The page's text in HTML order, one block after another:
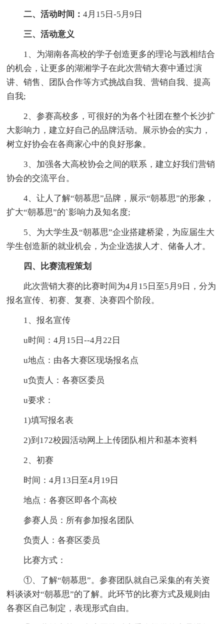
二、活动时间：4月15日-5月9日
三、活动意义
1、为湖南各高校的学子创造更多的理论与践相结合
的机会，让更多的湖湘学子在此次营销大赛中通过演
讲、销售、团队合作等方式挑战自我、营销自我、提高
自我;
2、参赛高校多，可很好的为各个社团在整个长沙扩
大影响力，建立好自己的品牌活动。展示协会的实力，
树立好协会在各商家心中的良好形象。
3、加强各大高校协会之间的联系，建立好我们营销
协会的交流平台。
4、让人了解“朝慕思”品牌，展示“朝慕思”的形象，
扩大“朝慕思”的`影响力及知名度;
5、为大学生及“朝慕思”企业搭建桥梁，为应届生大
学生创造新的就业机会，为企业选拔人才、储备人才。
四、比赛流程策划
此次营销大赛的比赛时间为4月15日至5月9日，分为
报名宣传、初赛、复赛、决赛四个阶段。
1、报名宣传
u时间：4月15日--4月22日
u地点：由各大赛区现场报名点
u负责人：各赛区委员
u要求：
1)填写报名表
2)到172校园活动网上上传团队相片和基本资料
2、初赛
时间：4月13日至4月19日
地点：各赛区即各个高校
参赛人员：所有参加报名团队
负责人：各赛区委员
比赛方式：
①、了解“朝慕思”。参赛团队就自己采集的有关资
料谈谈对“朝慕思”的了解。此环节的比赛方式及规则由
各赛区自己制定，表现形式自由。